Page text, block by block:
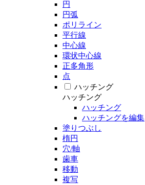
円
円弧
ポリライン
平行線
中心線
環状中心線
正多角形
点
ハッチング
ハッチング
ハッチング
ハッチングを編集
塗りつぶし
楕円
穴/軸
歯車
移動
複写